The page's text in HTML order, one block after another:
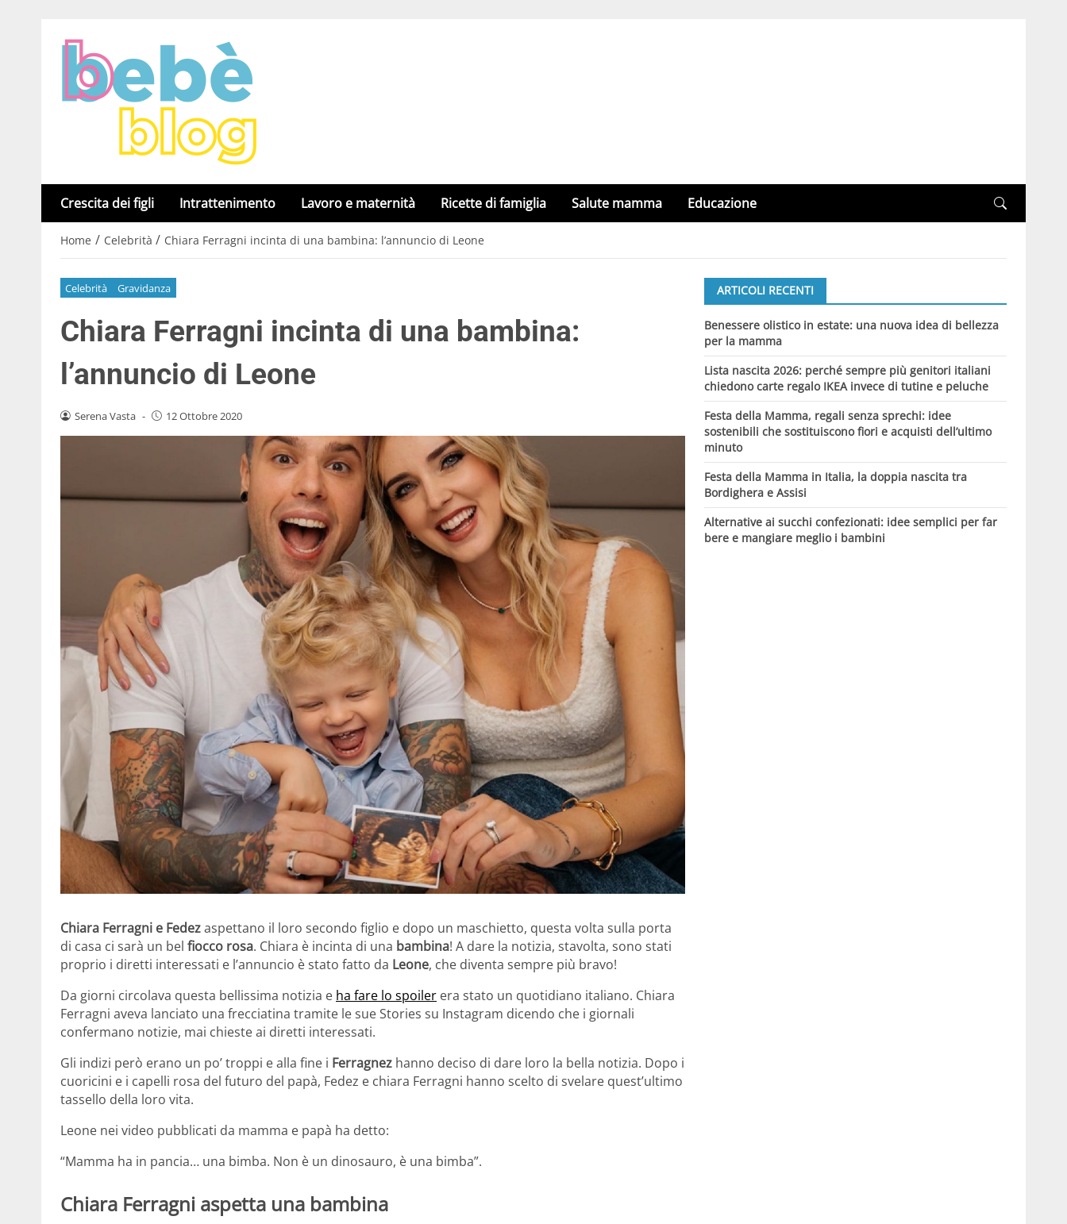
Crescita dei figli Intrattenimento Lavoro e maternità Ricette di famiglia Salute mamma Educazione
Home / Celebrità / Chiara Ferragni incinta di una bambina: l’annuncio di Leone
Celebrità Gravidanza
Chiara Ferragni incinta di una bambina:
l’annuncio di Leone
Serena Vasta - 12 Ottobre 2020
Chiara Ferragni e Fedezaspettano il loro secondo figlio e dopo un maschietto, questa volta sulla porta
di casa ci sarà un bel fiocco rosa. Chiara è incinta di una bambina! A dare la notizia, stavolta, sono stati
proprio i diretti interessati e l’annuncio è stato fatto da Leone, che diventa sempre più bravo!
Da giorni circolava questa bellissima notizia e ha fare lo spoiler era stato un quotidiano italiano. Chiara
Ferragni aveva lanciato una frecciatina tramite le sue Stories su Instagram dicendo che i giornali
confermano notizie, mai chieste ai diretti interessati.
Gli indizi però erano un po’ troppi e alla fine i Ferragnez hanno deciso di dare loro la bella notizia. Dopo i
cuoricini e i capelli rosa del futuro del papà, Fedez e chiara Ferragni hanno scelto di svelare quest’ultimo
tassello della loro vita.
Leone nei video pubblicati da mamma e papà ha detto:
“Mamma ha in pancia… una bimba. Non è un dinosauro, è una bimba”.
Chiara Ferragni aspetta una bambina
ARTICOLI RECENTI
Benessere olistico in estate: una nuova idea di bellezza
per la mamma
Lista nascita 2026: perché sempre più genitori italiani
chiedono carte regalo IKEA invece di tutine e peluche
Festa della Mamma, regali senza sprechi: idee
sostenibili che sostituiscono fiori e acquisti dell’ultimo
minuto
Festa della Mamma in Italia, la doppia nascita tra
Bordighera e Assisi
Alternative ai succhi confezionati: idee semplici per far
bere e mangiare meglio i bambini